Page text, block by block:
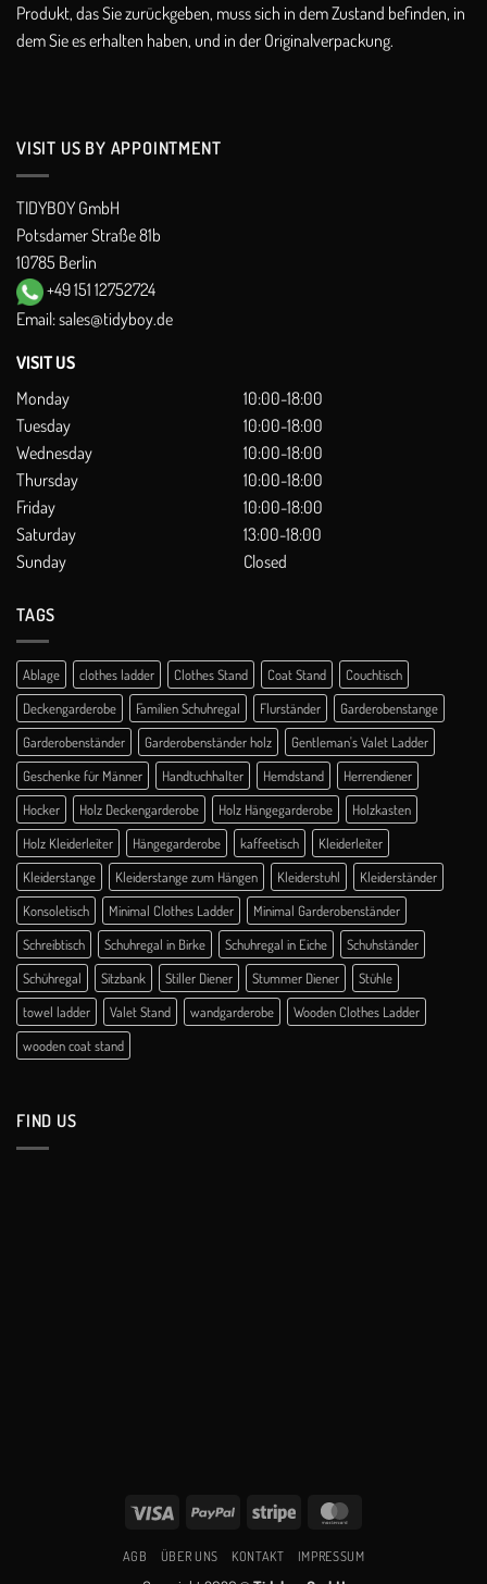
Produkt, das Sie zurückgeben, muss sich in dem Zustand befinden, in
dem Sie es erhalten haben, und in der Originalverpackung.
VISIT US BY APPOINTMENT
TIDYBOY GmbH
Potsdamer Straße 81b
10785 Berlin
+49 151 12752724
Email:sales@tidyboy.de
VISIT US
Monday
10:00-18:00
Tuesday
10:00-18:00
Wednesday
10:00-18:00
Thursday
10:00-18:00
Friday
10:00-18:00
Saturday
13:00-18:00
Sunday
Closed
TAGS
Ablage clothes ladder Clothes Stand Coat Stand
Couchtisch
Deckengarderobe
Familien Schuhregal Flurständer
Garderobenstange
Garderobenständer
Garderobenständer holz
Gentleman's Valet Ladder
Geschenke für Männer
Handtuchhalter Hemdstand
Herrendiener
Hocker
Holz Deckengarderobe Holz Hängegarderobe
Holzkasten
Holz Kleiderleiter
Hängegarderobe kaffeetisch
Kleiderleiter
Kleiderstange
Kleiderstange zum Hängen Kleiderstuhl
Kleiderständer
Konsoletisch
Minimal Clothes Ladder
Minimal Garderobenständer
Schreibtisch
Schuhregal in Birke Schuhregal in Eiche
Schuhständer
Schühregal
Sitzbank Stiller Diener Stummer Diener
Stühle
towel ladder
Valet Stand wandgarderobe
Wooden Clothes Ladder
wooden coat stand
FIND US
Visa PayPal Stripe
AGB ÜBER UNS KONTAKT IMPRESSUM